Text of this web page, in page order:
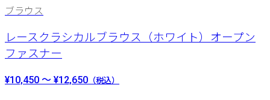
ブラウス
レースクラシカルブラウス（ホワイト）オープン
ファスナー
¥10,450 ～ ¥12,650 （税込）